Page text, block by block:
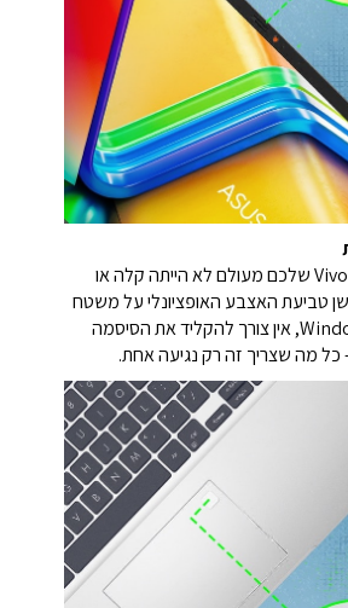
הגישה ל-Vivobook 15 שלכם מעולם לא הייתה קלה או
טביעת האצבע האופציונלי על משטח
המגע ו-Windows Hello, אין צורך להקליד את הסיסמה
מה שצריך זה רק נגיעה אחת.